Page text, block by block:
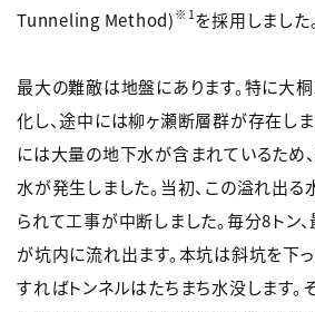
Tunneling Method) ※1を採用しました
最大の難敵は地盤にあります。特に大
化し、途中には柳ヶ瀬断層群が存在し
には大量の地下水が含まれているため
水が発生しました。当初、この溢れ出
られて工事が中断しました。毎分8トン
が坑内に流れ出ます。本坑は斜坑を下
すればトンネルはたちまち水没します。